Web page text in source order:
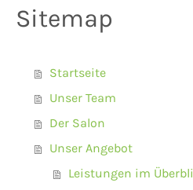
Sitemap
Startseite
Unser Team
Der Salon
Unser Angebot
Leistungen im